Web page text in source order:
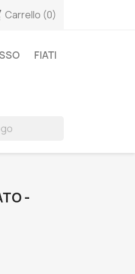
Carrello (0)
FIATI
-